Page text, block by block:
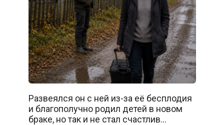
Развеялся он с ней из-за её бесплодия
и благополучно родил детей в новом
браке, но так и не стал счастлив…